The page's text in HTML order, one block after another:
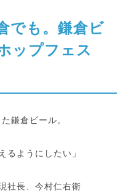
でも。鎌倉ビ
ップフェス
鎌倉ビール。
るようにしたい」
社長、今村仁右衛